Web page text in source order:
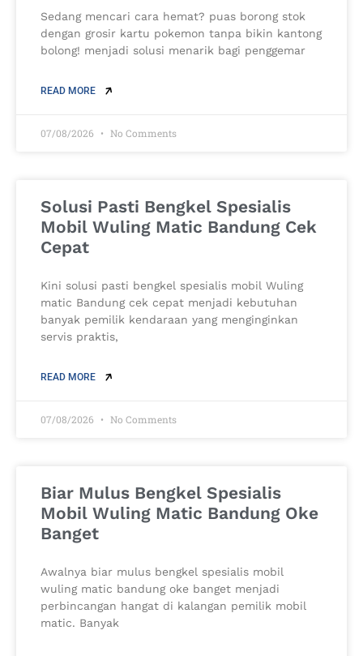
Sedang mencari cara hemat? puas borong stok
dengan grosir kartu pokemon tanpa bikin kantong
bolong! menjadi solusi menarik bagi penggemar
READ MORE
07/08/2026 No Comments
Solusi Pasti Bengkel Spesialis
Mobil Wuling Matic Bandung Cek
Cepat
Kini solusi pasti bengkel spesialis mobil Wuling
matic Bandung cek cepat menjadi kebutuhan
banyak pemilik kendaraan yang menginginkan
servis praktis,
READ MORE
07/08/2026 No Comments
Biar Mulus Bengkel Spesialis
Mobil Wuling Matic Bandung Oke
Banget
Awalnya biar mulus bengkel spesialis mobil
wuling matic bandung oke banget menjadi
perbincangan hangat di kalangan pemilik mobil
matic. Banyak